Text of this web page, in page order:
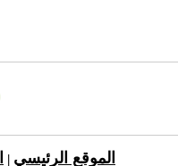
الموقع الرئيسي